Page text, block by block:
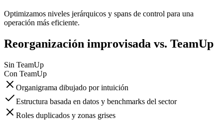
Optimizamos niveles jerárquicos y spans de control para una
operación más eficiente.
Reorganización improvisada vs. TeamUp
Sin TeamUp
Con TeamUp
Organigrama dibujado por intuición
Estructura basada en datos y benchmarks del sector
Roles duplicados y zonas grises